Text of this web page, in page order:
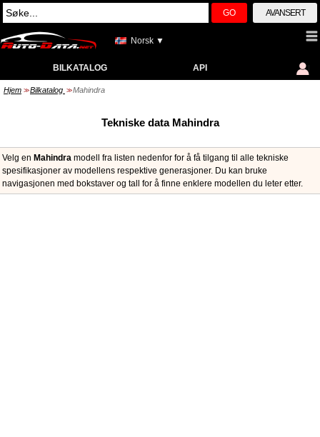
GO AVANSERT
Norsk ▼
BILKATALOG API
Hjem >> Bilkatalog >> Mahindra
Tekniske data Mahindra
Velg en Mahindra modell fra listen nedenfor for å få tilgang til alle tekniske
spesifikasjoner av modellens respektive generasjoner. Du kan bruke
navigasjonen med bokstaver og tall for å finne enklere modellen du leter etter.